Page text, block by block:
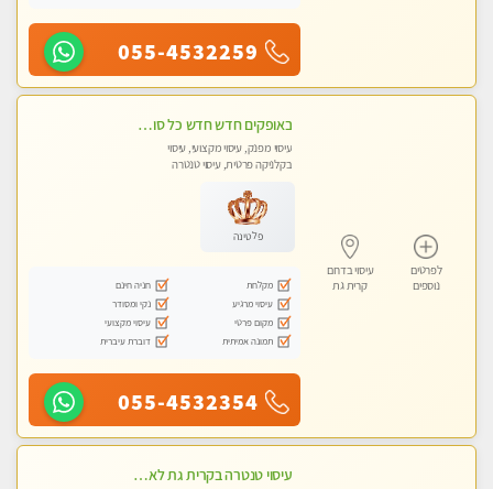
055-4532259
לפרטים
נוספים
עיסוי בדרום
קרית גת
באופקים חדש חדש כל סוגי העיסויים מעסה מקצועית ואיכותית פרטי!!!
עיסוי מפנק, עיסוי מקצועי, עיסוי
בקלניקה פרטית, עיסוי טנטרה
פלטינה
מקלחת
חניה חינם
עיסוי מרגיע
נקי ומסודר
מקום פרטי
עיסוי מקצועי
תמונה אמיתית
דוברת עיברית
055-4532354
עיסוי טנטרה בקרית גת לא מה שחשבת הרבה יותר ממה שדמיינת פרטי!!! Highly recommended